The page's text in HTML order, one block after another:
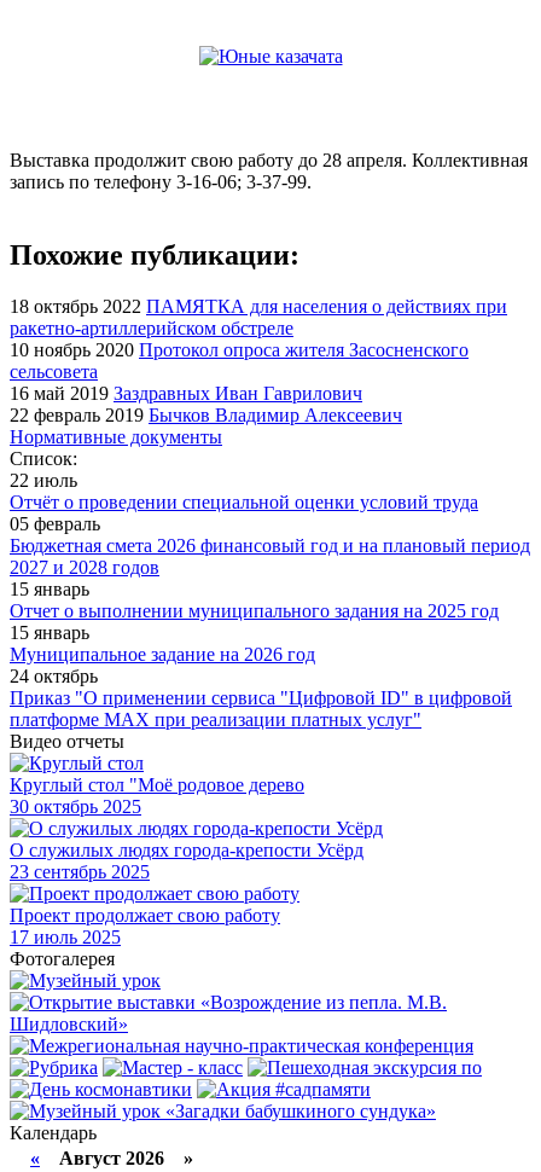
Выставка продолжит свою работу до 28 апреля. Коллективная
запись по телефону 3-16-06; 3-37-99.
Похожие публикации:
18 октябрь 2022 ПАМЯТКА для населения о действиях при
ракетно-артиллерийском обстреле
10 ноябрь 2020 Протокол опроса жителя Засосненского
сельсовета
16 май 2019 Заздравных Иван Гаврилович
22 февраль 2019 Бычков Владимир Алексеевич
Нормативные документы
Список:
22 июль
Отчёт о проведении специальной оценки условий труда
05 февраль
Бюджетная смета 2026 финансовый год и на плановый период
2027 и 2028 годов
15 январь
Отчет о выполнении муниципального задания на 2025 год
15 январь
Муниципальное задание на 2026 год
24 октябрь
Приказ "О применении сервиса "Цифровой ID" в цифровой
платформе МАХ при реализации платных услуг"
Видео отчеты
Круглый стол "Моё родовое дерево
30 октябрь 2025
О служилых людях города-крепости Усёрд
23 сентябрь 2025
Проект продолжает свою работу
17 июль 2025
Фотогалерея
Календарь
« Август 2026 »